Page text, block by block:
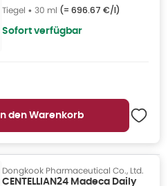
Tiegel • 30 ml (= 696.67 €/l)
Sofort verfügbar
In den Warenkorb
Dongkook Pharmaceutical Co., Ltd.
CENTELLIAN24 Madeca Daily